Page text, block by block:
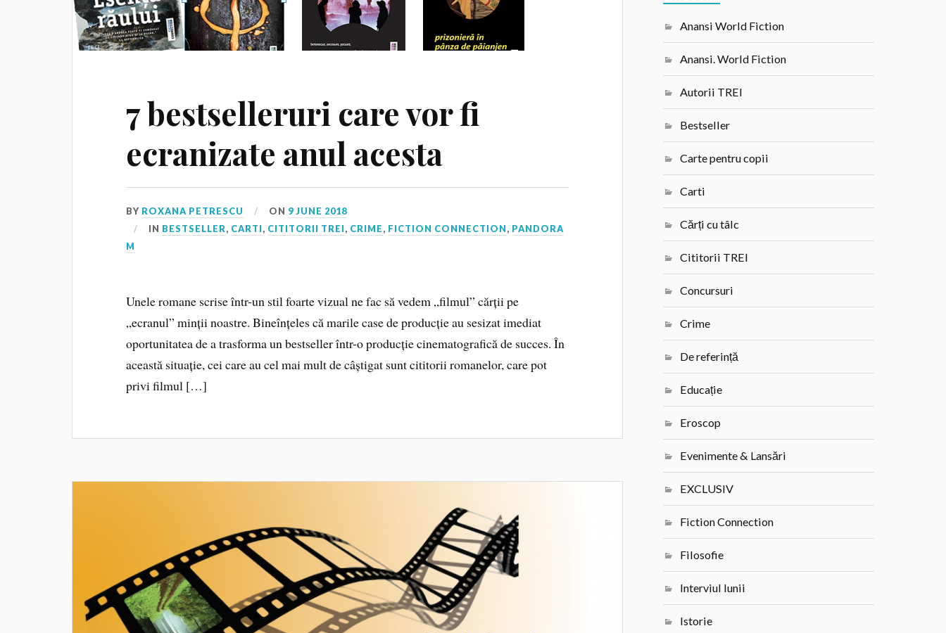
7 bestselleruri care vor fi
ecranizate anul acesta
BY ROXANA PETRESCU ON 9 JUNE 2018
IN BESTSELLER, CARTI, CITITORII TREI, CRIME, FICTION CONNECTION, PANDORA
M
Unele romane scrise într-un stil foarte vizual ne fac să vedem „filmul” cărții pe
„ecranul” minții noastre. Bineînțeles că marile case de producție au sesizat imediat
oportunitatea de a trasforma un bestseller într-o producție cinematografică de succes. În
această situație, cei care au cel mai mult de câștigat sunt cititorii romanelor, care pot
privi filmul […]
Anansi World Fiction
Anansi. World Fiction
Autorii TREI
Bestseller
Carte pentru copii
Carti
Cărți cu tâlc
Cititorii TREI
Concursuri
Crime
De referință
Educație
Eroscop
Evenimente & Lansări
EXCLUSIV
Fiction Connection
Filosofie
Interviul lunii
Istorie